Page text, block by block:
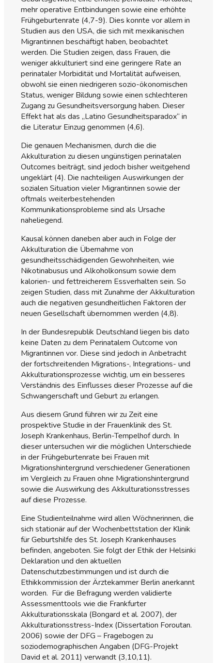
mehr operative Entbindungen sowie eine erhöhte
Frühgeburtenrate (4,7-9). Dies konnte vor allem in
Studien aus den USA, die sich mit mexikanischen
Migrantinnen beschäftigt haben, beobachtet
werden. Die Studien zeigen, dass Frauen, die
weniger akkulturiert sind eine geringere Rate an
perinataler Morbidität und Mortalität aufweisen,
obwohl sie einen niedrigeren sozio-ökonomischen
Status, weniger Bildung sowie einen schlechteren
Zugang zu Gesundheitsversorgung haben. Dieser
Effekt hat als das „Latino Gesundheitsparadox“ in
die Literatur Einzug genommen (4,6).
Die genauen Mechanismen, durch die die
Akkulturation zu diesen ungünstigen perinatalen
Outcomes beiträgt, sind jedoch bisher weitgehend
ungeklärt (4). Die nachteiligen Auswirkungen der
sozialen Situation vieler Migrantinnen sowie der
oftmals weiterbestehenden
Kommunikationsprobleme sind als Ursache
naheliegend.
Kausal können daneben aber auch in Folge der
Akkulturation die Übernahme von
gesundheitsschädigenden Gewohnheiten, wie
Nikotinabusus und Alkoholkonsum sowie dem
kalorien- und fettreicherem Essverhalten sein. So
zeigen Studien, dass mit Zunahme der Akkulturation
auch die negativen gesundheitlichen Faktoren der
neuen Gesellschaft übernommen werden (4,8).
In der Bundesrepublik Deutschland liegen bis dato
keine Daten zu dem Perinatalem Outcome von
Migrantinnen vor. Diese sind jedoch in Anbetracht
der fortschreitenden Migrations-, Integrations- und
Akkulturationsprozesse wichtig, um ein besseres
Verständnis des Einflusses dieser Prozesse auf die
Schwangerschaft und Geburt zu erlangen.
Aus diesem Grund führen wir zu Zeit eine
prospektive Studie in der Frauenklinik des St.
Joseph Krankenhaus, Berlin-Tempelhof durch. In
dieser untersuchen wir die möglichen Unterschiede
in der Frühgeburtenrate bei Frauen mit
Migrationshintergrund verschiedener Generationen
im Vergleich zu Frauen ohne Migrationshintergrund
sowie die Auswirkung des Akkulturationsstresses
auf diese Prozesse.
Eine Studienteilnahme wird allen Wöchnerinnen, die
sich stationär auf der Wochenbettstation der Klinik
für Geburtshilfe des St. Joseph Krankenhauses
befinden, angeboten. Sie folgt der Ethik der Helsinki
Deklaration und den aktuellen
Datenschutzbestimmungen und ist durch die
Ethikkommission der Ärztekammer Berlin anerkannt
worden. Für die Befragung werden validierte
Assessmenttools wie die Frankfurter
Akkulturationsskala (Bongard et al. 2007), der
Akkulturationsstress-Index (Dissertation Foroutan.
2006) sowie der DFG – Fragebogen zu
soziodemographischen Angaben (DFG-Projekt
David et al. 2011) verwandt (3,10,11).